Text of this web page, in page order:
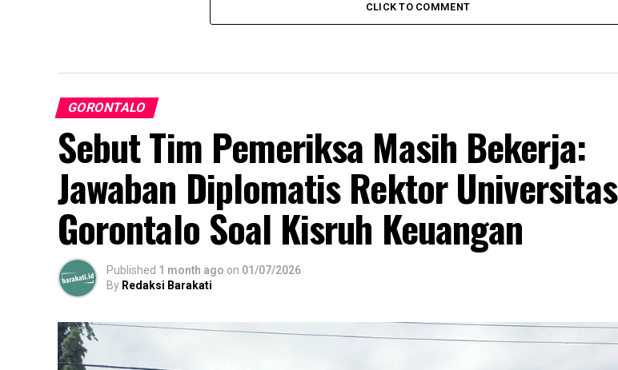
CLICK TO COMMENT
GORONTALO
Sebut Tim Pemeriksa Masih Bekerja:
Jawaban Diplomatis Rektor Universitas
Gorontalo Soal Kisruh Keuangan
Published 1 month ago on 01/07/2026
By Redaksi Barakati